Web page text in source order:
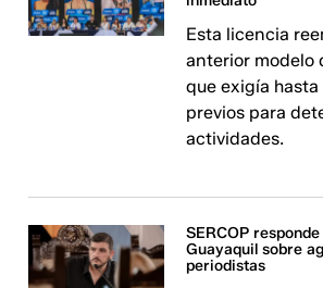
Esta licencia
anterior modelo
que exigía
previos para
actividades.
SERCOP
Guayaquil sobre
periodistas